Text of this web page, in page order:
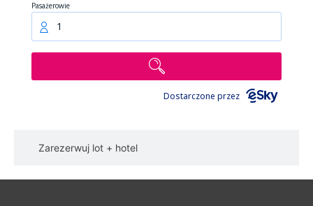
Zarezerwuj lot + hotel
Pasażerowie
1
Dostarczone przez